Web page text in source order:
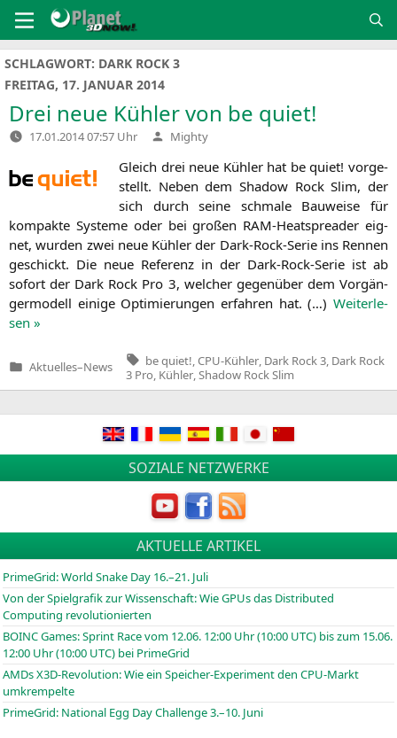
Inhalt
springen
SCHLAGWORT: DARK ROCK 3
FREITAG, 17. JANUAR 2014
Drei neue Kühler von be quiet!
17.01.2014 07:57 Uhr Verfasst
von
Mighty
Gleich drei neue Küh­ler hat be quiet! vor­ge­
stellt. Neben dem Shadow Rock Slim, der
sich durch sei­ne schma­le Bau­wei­se für
kom­pak­te Sys­te­me oder bei gro­ßen RAM-Heat­s­prea­der eig­
net, wur­den zwei neue Küh­ler der Dark-Rock-Serie ins Ren­nen
geschickt. Die neue Refe­renz in der Dark-Rock-Serie ist ab
sofort der Dark Rock Pro 3, wel­cher gegen­über dem Vor­gän­
ger­mo­dell eini­ge Opti­mie­run­gen erfah­ren hat. (…) Wei­ter­le­
sen »
Veröffentlicht
Aktuelles–News
Tags:
be quiet! CPU-Kühler Dark Rock 3 Dark Rock
3 Pro Kühler, Shadow Rock Slim
SOZIALE NETZWERKE
AKTUELLE ARTIKEL
PrimeGrid: World Snake Day 16.–21. Juli
Von der Spielgrafik zur Wissenschaft: Wie GPUs das Distributed
Computing revolutionierten
BOINCGames: Sprint Race vom 12.06. 12:00 Uhr (10:00 UTC) bis zum 15.06.
12:00 Uhr (10:00 UTC) bei PrimeGrid
AMDs X3D-Revolution: Wie ein Speicher-Experiment den CPU-Markt
umkrempelte
PrimeGrid: National Egg Day Challenge 3.–10. Juni